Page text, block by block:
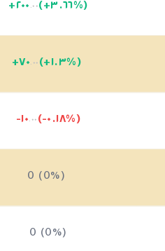
+٢٠٠ .٠٠ (+٣.٦٦%)
+٧٠ .٠٠ (+١.٣%)
-١٠ .٠٠ (-٠.١٨%)
0 (0%)
0 (0%)